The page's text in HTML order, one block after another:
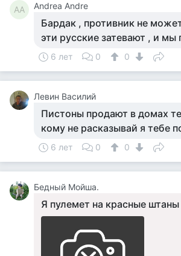
AA Andrea Andre
Бардак , противник не
эти русские затевают , и
6 лет 0 0
Левин Василий
Пистоны продают в домах
кому не расказывай я тебе
6 лет 0 0
Бедный Мойша.
Я пулемет на красные